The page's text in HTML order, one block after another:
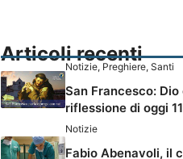
Articoli recenti
Notizie, Preghiere, Santi
San Francesco:
riflessione di oggi
Notizie
Fabio Abenavoli, il